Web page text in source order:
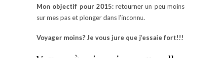
Mon objectif pour 2015:retourner un peu moins
sur mes pas et plonger dans l’inconnu.
Voyager moins? Je vous jure que j’essaie fort!!!